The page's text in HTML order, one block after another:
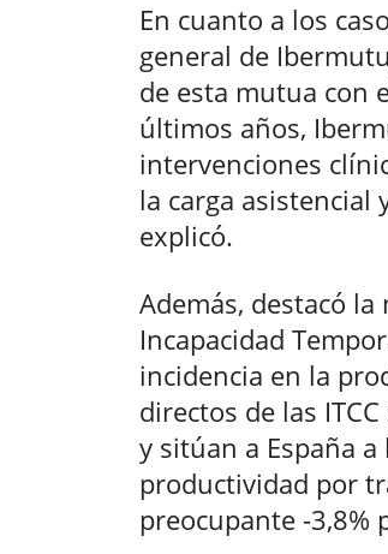
En cuanto a los
general de
de esta mutua con
últimos años,
intervenciones
la carga asistencial
explicó.
Además, destacó
Incapacidad
incidencia en la
directos de las
y sitúan a España a
productividad por
preocupante -3,8%